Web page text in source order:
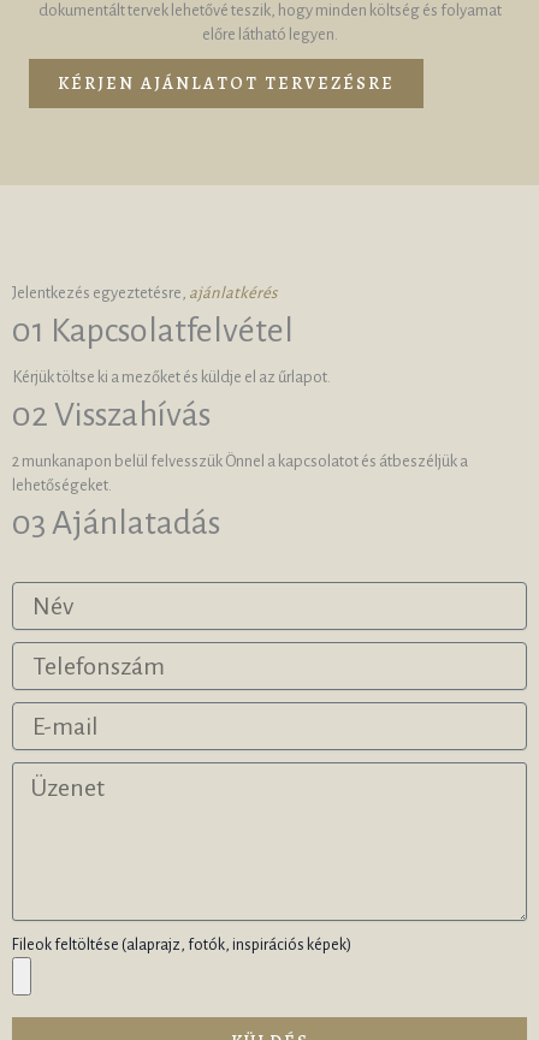
dokumentált tervek lehetővé teszik, hogy minden költség és folyamat
előre látható legyen.
KÉRJEN AJÁNLATOT TERVEZÉSRE
Jelentkezés egyeztetésre, ajánlatkérés
01 Kapcsolatfelvétel
Kérjük töltse ki a mezőket és küldje el az űrlapot.
02 Visszahívás
2 munkanapon belül felvesszük Önnel a kapcsolatot és átbeszéljük a
lehetőségeket.
03 Ajánlatadás
Fileok feltöltése (alaprajz, fotók, inspirációs képek)